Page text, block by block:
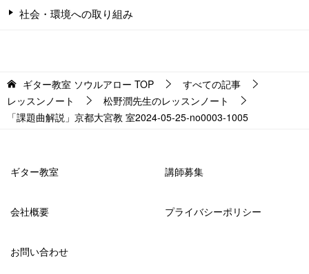
社会・環境への取り組み
ギター教室 ソウルアロー TOP
すべての記事
レッスンノート
松野潤先生のレッスンノート
「課題曲解説」京都大宮教 室2024-05-25-no0003-­1005
ギター教室 講師募集
会社概要 プライバシーポリシー
お問い合わせ